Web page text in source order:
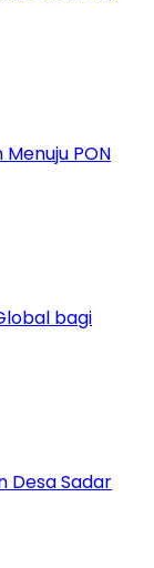
PON
bagi
Desa Sadar